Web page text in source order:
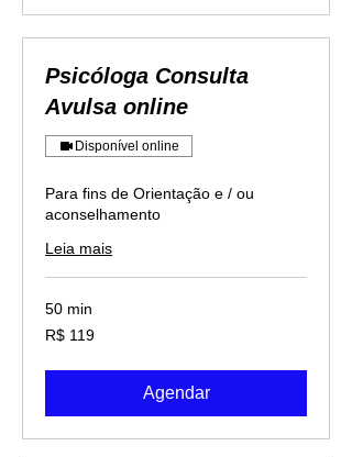
Psicóloga Consulta
Avulsa online
Disponível online
Para fins de Orientação e / ou
aconselhamento
Leia mais
50 min
119
Reais
R$ 119
Agendar